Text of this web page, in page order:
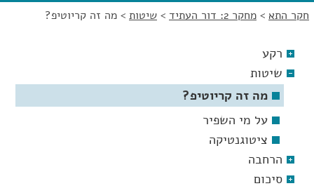
חקר התא > מחקר 2: דור העתיד > שיטות > מה זה קריוטיפ?
רקע
שיטות
מה זה קריוטיפ?
על מי השפיר
ציטוגנטיקה
הרחבה
סיכום